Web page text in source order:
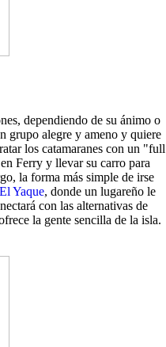
dependiendo de su ánimo o
grupo alegre y ameno y quiere
los catamaranes con un "full
Ferry y llevar su carro para
la forma más simple de irse
Yaque, donde un lugareño le
con las alternativas de
la gente sencilla de la isla.